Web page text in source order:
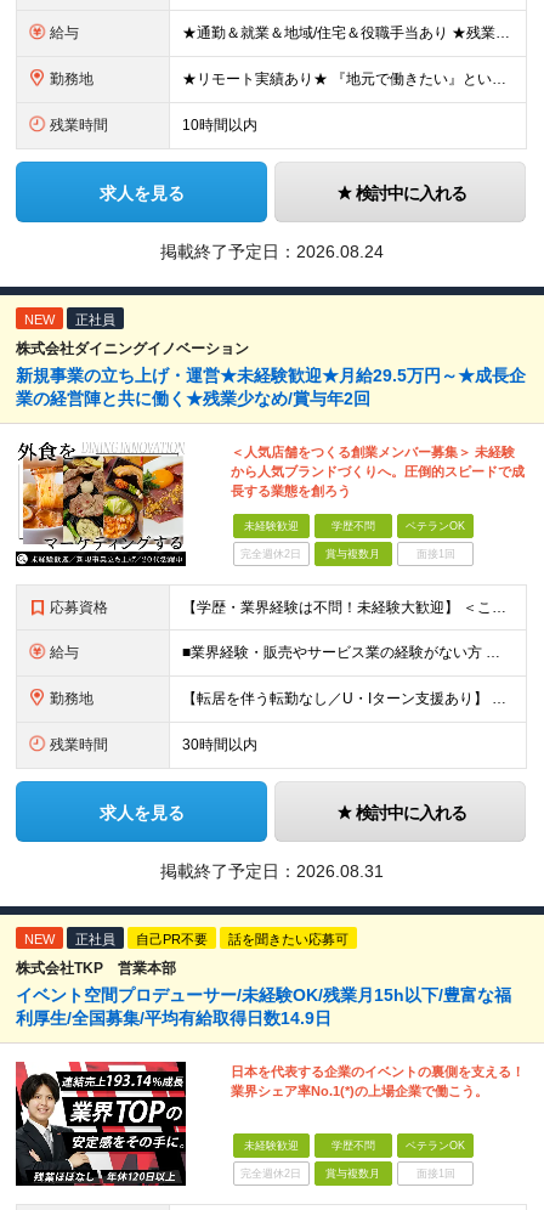
給与 ★通勤＆就業＆地域/住宅＆役職手当あり ★残業代は全額支給 ★選べる給与制度あり！ ■東京・神奈川・千葉・埼玉勤務の場合 月給24.5万円～55万円＋諸手当 （残業代は全額支給） (20,000円の
勤務地 ★リモート実績あり★ 『地元で働きたい』という希望に、業界トップクラス約7,000件の取引事業所数、90,000件以上のプロジェクトから検討をいたします。 全国の取引先での就業となります（沖縄を除
残業時間 10時間以内
求人を見る 検討中に入れる
掲載終了予定日： 2026.08.24
NEW 正社員
株式会社ダイニングイノベーション
新規事業の立ち上げ・運営★未経験歓迎★月給29.5万円～★成長企
業の経営陣と共に働く★残業少なめ/賞与年2回
＜人気店舗をつくる創業メンバー募集＞ 未経験
から人気ブランドづくりへ。圧倒的スピードで成
長する業態を創ろう
未経験歓迎 学歴不問 ベテランOK
完全週休2日 賞与複数月 面接1回
応募資格 【学歴・業界経験は不問！未経験大歓迎】 ＜こんな方、大歓迎！＞ ・新しいことにイチから挑戦し、ワクワクする熱量を味わいたい方 ・毎日同じことの繰り返しから抜け出したい方 ・新しいブランドづくりに興味
給与 ■業界経験・販売やサービス業の経験がない方 月給29.5万円～ ※固定残業手当（51,937円～/月30時間分）、固定深夜割増手当（3,463円～月10時間分） ■外食業界で店長・副店長等の経験をお
勤務地 【転居を伴う転勤なし／U・Iターン支援あり】 本社（恵比寿）または当社が運営する東京都内の直営店舗での勤務 ※配属先は経験・希望・プロジェクト内容を踏まえて決定します。 ★社宅・引越支援制度あり（
残業時間 30時間以内
求人を見る 検討中に入れる
掲載終了予定日： 2026.08.31
NEW 正社員 自己PR不要 話を聞きたい応募可
株式会社TKP 営業本部
イベント空間プロデューサー/未経験OK/残業月15h以下/豊富な福
利厚生/全国募集/平均有給取得日数14.9日
日本を代表する企業のイベントの裏側を支える！
業界シェア率No.1(*)の上場企業で働こう。
未経験歓迎 学歴不問 ベテランOK
完全週休2日 賞与複数月 面接1回